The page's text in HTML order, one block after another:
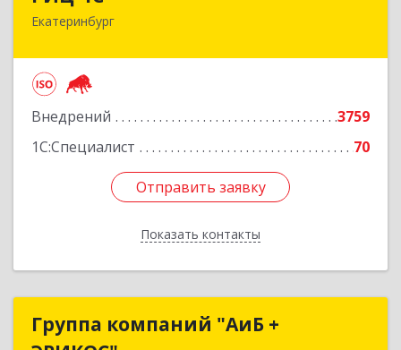
Екатеринбург
Внедрений
3759
1С:Специалист
70
Отправить заявку
Показать контакты
620102, Свердловская обл, Екатеринбург г,
Отправить заявку
Назад
Группа компаний "АиБ +
Группа компаний "АиБ +